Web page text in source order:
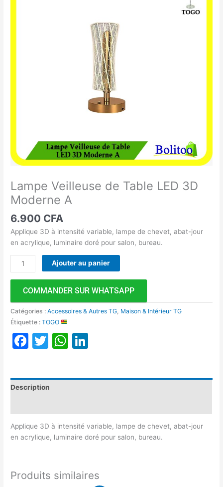
Lampe Veilleuse de Table LED 3D
Moderne A
6.900 CFA
Applique 3D à intensité variable, lampe de chevet, abat-jour
en acrylique, luminaire doré pour salon, bureau.
Ajouter au panier
COMMANDER SUR WHATSAPP
Catégories :Accessoires & Autres TG Maison & Intérieur TG
Étiquette :TOGO
Facebook
TwitterWhatsApp
Description
Applique 3D à intensité variable, lampe de chevet, abat-jour
en acrylique, luminaire doré pour salon, bureau.
Produits similaires